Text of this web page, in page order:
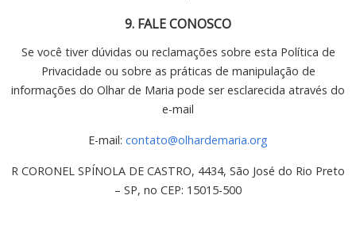
9. FALE CONOSCO
Se você tiver dúvidas ou reclamações sobre esta Política de
Privacidade ou sobre as práticas de manipulação de
informações do Olhar de Maria pode ser esclarecida através do
e-mail
E-mail: contato@olhardemaria.org
R CORONEL SPÍNOLA DE CASTRO, 4434, São José do Rio Preto
– SP, no CEP: 15015-500